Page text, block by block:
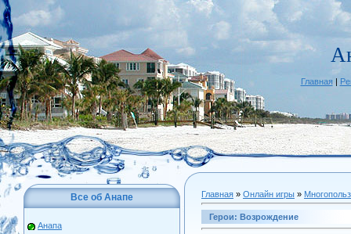
Главная |
Все об Анапе
Анапа
Главная » Онлайн игры »
Герои: Возрождение